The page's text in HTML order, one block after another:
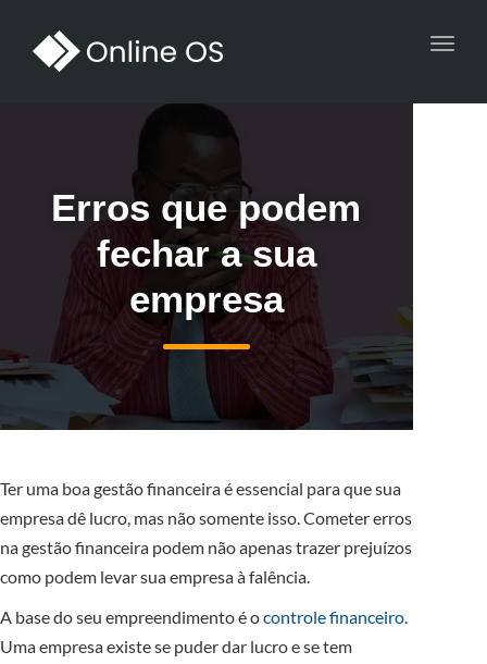
Erros que podem
fechar a sua
empresa
Ter uma boa gestão financeira é essencial para que sua
empresa dê lucro, mas não somente isso. Cometer erros
na gestão financeira podem não apenas trazer prejuízos
como podem levar sua empresa à falência.
A base do seu empreendimento é ocontrole financeiro.
Uma empresa existe se puder dar lucro e se tem